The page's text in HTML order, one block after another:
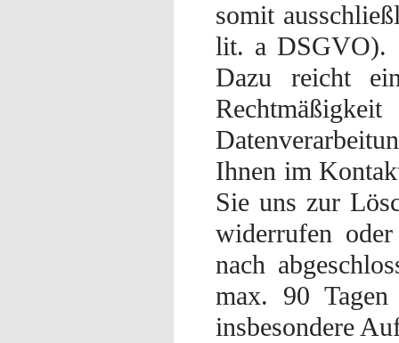
somit
lit. a DSGVO).
Dazu reicht
Ihnen im
Sie uns zur
widerrufen
nach
max. 90 Tagen
insbesondere